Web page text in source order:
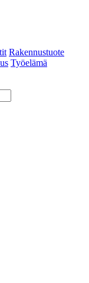
Rakennustuote
Työelämä